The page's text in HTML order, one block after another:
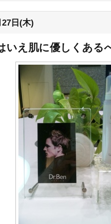
日(木)
いえ肌に優しくある